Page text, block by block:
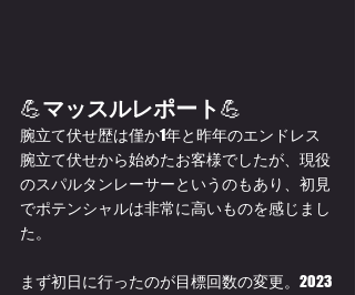
💪マッスルレポート 💪
腕立て伏せ歴は僅か1年と昨年のエンドレス
腕立て伏せから始めたお客様でしたが、現役
のスパルタンレーサーというのもあり、初見
でポテンシャルは非常に高いものを感じまし
た。
まず初日に行ったのが目標回数の変更。2023